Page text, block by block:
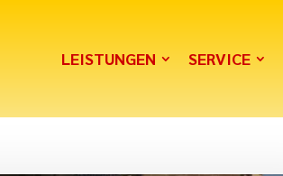
LEISTUNGEN SERVICE